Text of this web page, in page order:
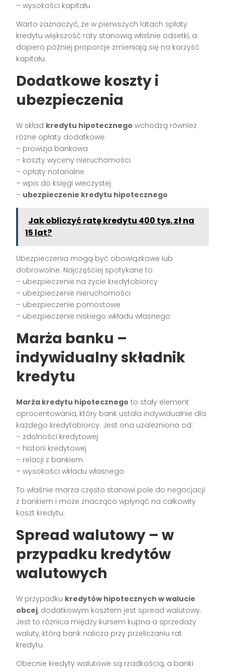
– wysokości kapitału
Warto zaznaczyć, że w pierwszych latach spłaty
kredytu większość raty stanowią właśnie odsetki, a
dopiero później proporcje zmieniają się na korzyść
kapitału.
Dodatkowe koszty i
ubezpieczenia
W skład kredytu hipotecznego wchodzą również
różne opłaty dodatkowe:
– prowizja bankowa
– koszty wyceny nieruchomości
– opłaty notarialne
– wpis do księgi wieczystej
– ubezpieczenie kredytu hipotecznego
Jak obliczyć ratę kredytu 400 tys. zł na
15 lat?
Ubezpieczenia mogą być obowiązkowe lub
dobrowolne. Najczęściej spotykane to:
– ubezpieczenie na życie kredytobiorcy
– ubezpieczenie nieruchomości
– ubezpieczenie pomostowe
– ubezpieczenie niskiego wkładu własnego
Marża banku –
indywidualny składnik
kredytu
Marża kredytu hipotecznego to stały element
oprocentowania, który bank ustala indywidualnie dla
każdego kredytobiorcy. Jest ona uzależniona od:
– zdolności kredytowej
– historii kredytowej
– relacji z bankiem
– wysokości wkładu własnego
To właśnie marża często stanowi pole do negocjacji
z bankiem i może znacząco wpłynąć na całkowity
koszt kredytu.
Spread walutowy – w
przypadku kredytów
walutowych
W przypadku kredytów hipotecznych w walucie
obcej, dodatkowym kosztem jest spread walutowy.
Jest to różnica między kursem kupna a sprzedaży
waluty, którą bank nalicza przy przeliczaniu rat
kredytu.
Obecnie kredyty walutowe są rzadkością, a banki